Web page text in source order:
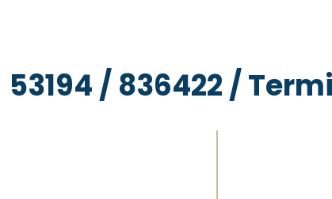
53194 / 836422 /